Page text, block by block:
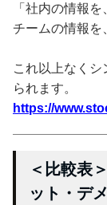
「社内の情報
チームの情報を
これ以上なく
られます。
https://
＜比較表
ット・デ